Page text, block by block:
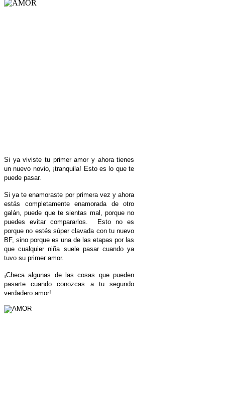
Si ya viviste tu primer amor y ahora tienes
un nuevo novio, ¡tranquila! Esto es lo que te
puede pasar.
Si ya te enamoraste por primera vez y ahora
estás
completamente enamorada de otro
galán , puede que te sientas mal, porque no
puedes evitar compararlos. Esto no es
porque no estés súper clavada con tu nuevo
BF, sino porque es una de las etapas por las
que cualquier niña suele pasar cuando ya
tuvo su primer amor.
¡Checa algunas de las cosas que pueden
pasarte cuando conozcas a tu segundo
verdadero amor!